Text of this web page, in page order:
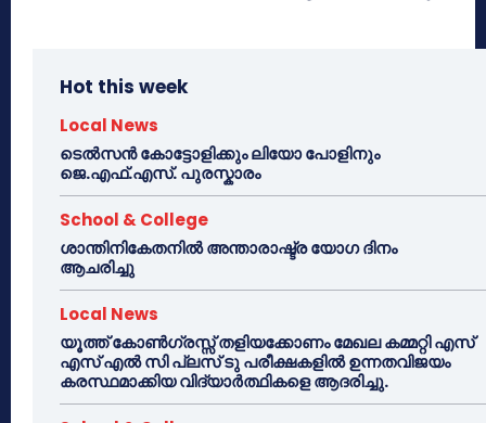
Hot this week
Local News
ടെൽസൻ കോട്ടോളിക്കും ലിയോ പോളിനും
ജെ.എഫ്.എസ്. പുരസ്കാരം
School & College
ശാന്തിനികേതനിൽ അന്താരാഷ്ട്ര യോഗ ദിനം
ആചരിച്ചു
Local News
യൂത്ത് കോൺഗ്രസ്സ് തളിയക്കോണം മേഖല കമ്മറ്റി എസ്
എസ് എൽ സി പ്ലസ് ടു പരീക്ഷകളിൽ ഉന്നതവിജയം
കരസ്ഥമാക്കിയ വിദ്യാർത്ഥികളെ ആദരിച്ചു.